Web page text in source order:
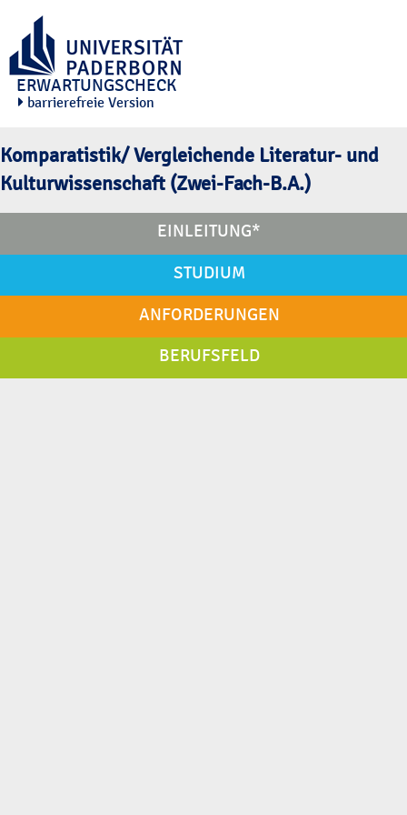
ERWARTUNGSCHECK
barrierefreie Version
Komparatistik/ Vergleichende Literatur- und
Kulturwissenschaft (Zwei-Fach-B.A.)
EINLEITUNG*
STUDIUM
ANFORDERUNGEN
BERUFSFELD